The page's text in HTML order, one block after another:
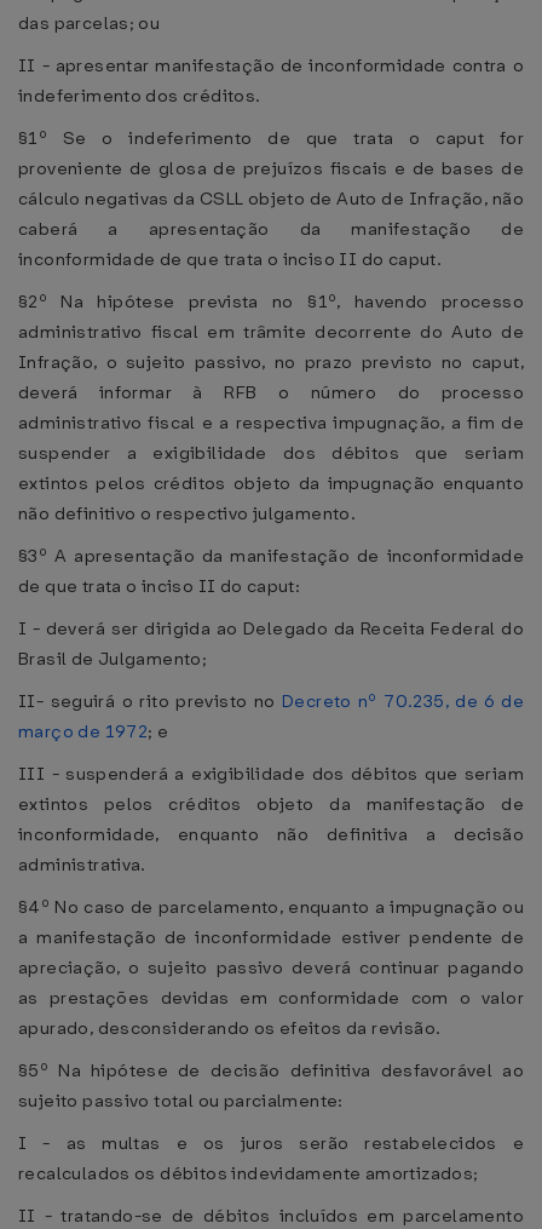
das parcelas; ou
II - apresentar manifestação de inconformidade contra o
indeferimento dos créditos.
§1º Se o indeferimento de que trata o caput for
proveniente de glosa de prejuízos fiscais e de bases de
cálculo negativas da CSLL objeto de Auto de Infração, não
caberá a apresentação da manifestação de
inconformidade de que trata o inciso II do caput.
§2º Na hipótese prevista no §1º, havendo processo
administrativo fiscal em trâmite decorrente do Auto de
Infração, o sujeito passivo, no prazo previsto no caput,
deverá informar à RFB o número do processo
administrativo fiscal e a respectiva impugnação, a fim de
suspender a exigibilidade dos débitos que seriam
extintos pelos créditos objeto da impugnação enquanto
não definitivo o respectivo julgamento.
§3º A apresentação da manifestação de inconformidade
de que trata o inciso II do caput:
I - deverá ser dirigida ao Delegado da Receita Federal do
Brasil de Julgamento;
II- seguirá o rito previsto no Decreto nº 70.235, de 6 de
março de 1972; e
III - suspenderá a exigibilidade dos débitos que seriam
extintos pelos créditos objeto da manifestação de
inconformidade, enquanto não definitiva a decisão
administrativa.
§4º No caso de parcelamento, enquanto a impugnação ou
a manifestação de inconformidade estiver pendente de
apreciação, o sujeito passivo deverá continuar pagando
as prestações devidas em conformidade com o valor
apurado, desconsiderando os efeitos da revisão.
§5º Na hipótese de decisão definitiva desfavorável ao
sujeito passivo total ou parcialmente:
I - as multas e os juros serão restabelecidos e
recalculados os débitos indevidamente amortizados;
II - tratando-se de débitos incluídos em parcelamento